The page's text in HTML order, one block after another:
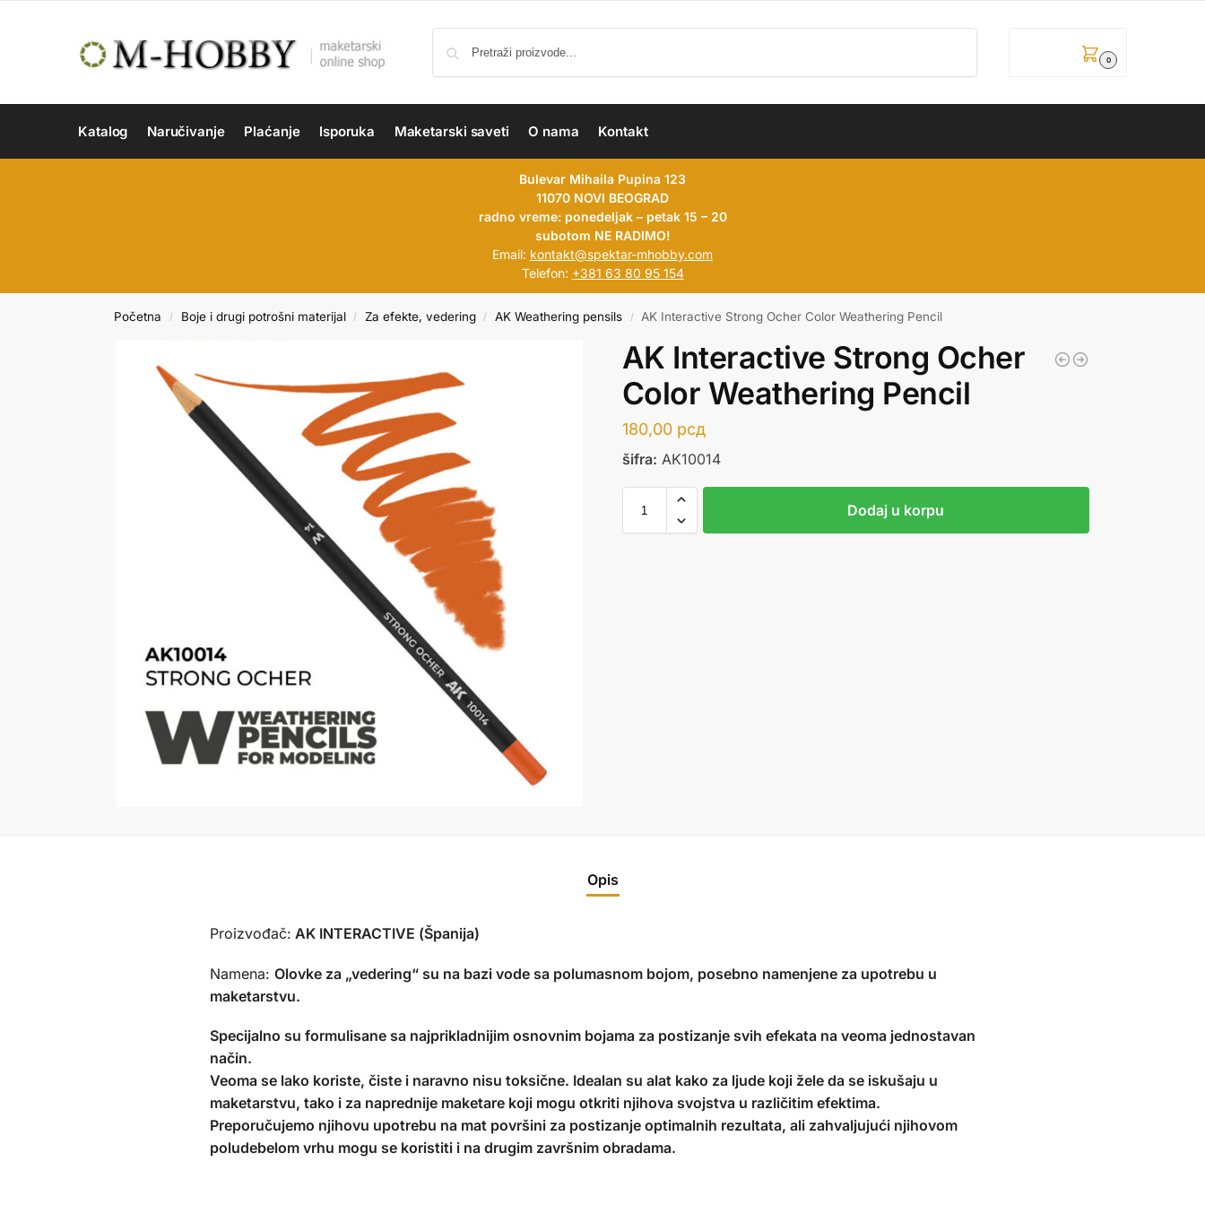
0
Katalog Naručivanje Plaćanje Isporuka Maketarski saveti O nama Kontakt
Bulevar Mihaila Pupina 123
11070 NOVI BEOGRAD
radno vreme: ponedeljak – petak 15 – 20
subotom NE RADIMO!
Email: kontakt@spektar-mhobby.com
Telefon: +381 63 80 95 154
Početna / Boje i drugi potrošni materijal / Za efekte, vedering / AK Weathering pensils / AK Interactive Strong Ocher Color Weathering Pencil
AK Interactive Strong Ocher
Color Weathering Pencil
180,00 рсд
šifra: AK10014
Dodaj u korpu
Opis
Proizvođač: AK INTERACTIVE (Španija)
Namena: Olovke za „vedering“ su na bazi vode sa polumasnom bojom, posebno namenjene za upotrebu u
maketarstvu.
Specijalno su formulisane sa najprikladnijim osnovnim bojama za postizanje svih efekata na veoma jednostavan
način.
Veoma se lako koriste, čiste i naravno nisu toksične. Idealan su alat kako za ljude koji žele da se iskušaju u
maketarstvu, tako i za naprednije maketare koji mogu otkriti njihova svojstva u različitim efektima.
Preporučujemo njihovu upotrebu na mat površini za postizanje optimalnih rezultata, ali zahvaljujući njihovom
poludebelom vrhu mogu se koristiti i na drugim završnim obradama.